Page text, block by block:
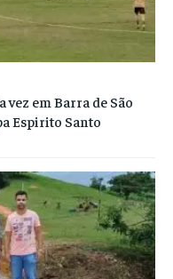
em Barra de São
Espirito Santo